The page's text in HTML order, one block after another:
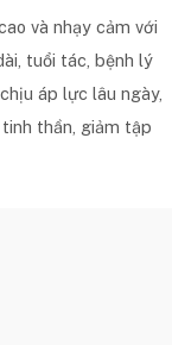
và nhạy cảm với
tuổi tác, bệnh lý
áp lực lâu ngày,
thần, giảm tập